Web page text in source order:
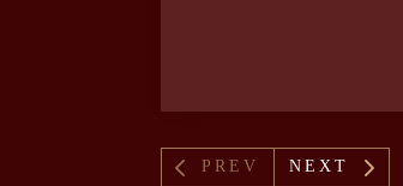
4PREV NEXT 5